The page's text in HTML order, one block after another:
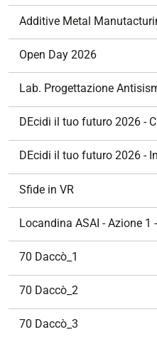
Additive Metal
Open Day 2026
Lab. Progettazione
DEcidi il tuo futuro 2026 -
DEcidi il tuo futuro 2026 -
Sfide in VR
Locandina ASAI - Azione 1
70 Daccò_1
70 Daccò_2
70 Daccò_3